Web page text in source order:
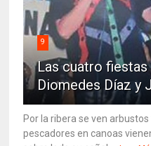
9
Las cuatro fiestas
Diomedes Díaz y
Por la ribera se ven
pescadores en canoas